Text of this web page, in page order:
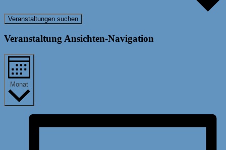
Veranstaltungen suchen
Veranstaltung Ansichten-Navigation
Monat